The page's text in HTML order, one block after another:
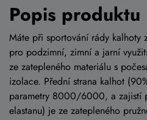
Popis produktu
Máte při sportování rády kalhoty
pro podzimní, zimní a jarní
ze zatepleného materiálu s
izolace. Přední strana kalhot
parametry 8000/6000, a zajistí
elastanu) je ze zatepleného